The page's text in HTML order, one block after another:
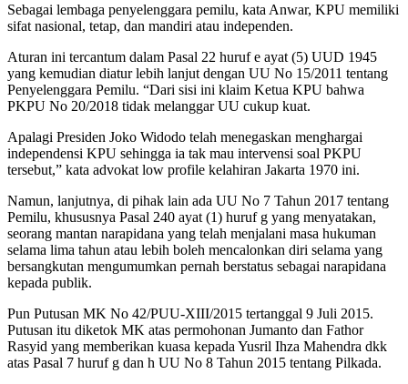
Sebagai lembaga penyelenggara pemilu, kata Anwar, KPU memiliki
sifat nasional, tetap, dan mandiri atau independen.
Aturan ini tercantum dalam Pasal 22 huruf e ayat (5) UUD 1945
yang kemudian diatur lebih lanjut dengan UU No 15/2011 tentang
Penyelenggara Pemilu. “Dari sisi ini klaim Ketua KPU bahwa
PKPU No 20/2018 tidak melanggar UU cukup kuat.
Apalagi Presiden Joko Widodo telah menegaskan menghargai
independensi KPU sehingga ia tak mau intervensi soal PKPU
tersebut,” kata advokat low profile kelahiran Jakarta 1970 ini.
Namun, lanjutnya, di pihak lain ada UU No 7 Tahun 2017 tentang
Pemilu, khususnya Pasal 240 ayat (1) huruf g yang menyatakan,
seorang mantan narapidana yang telah menjalani masa hukuman
selama lima tahun atau lebih boleh mencalonkan diri selama yang
bersangkutan mengumumkan pernah berstatus sebagai narapidana
kepada publik.
Pun Putusan MK No 42/PUU-XIII/2015 tertanggal 9 Juli 2015.
Putusan itu diketok MK atas permohonan Jumanto dan Fathor
Rasyid yang memberikan kuasa kepada Yusril Ihza Mahendra dkk
atas Pasal 7 huruf g dan h UU No 8 Tahun 2015 tentang Pilkada.